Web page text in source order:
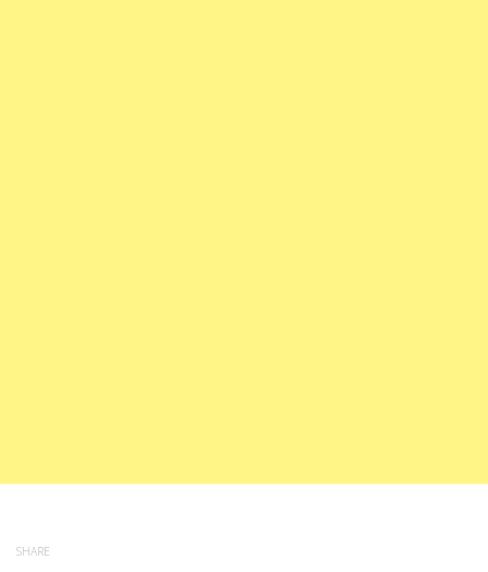
SHARE